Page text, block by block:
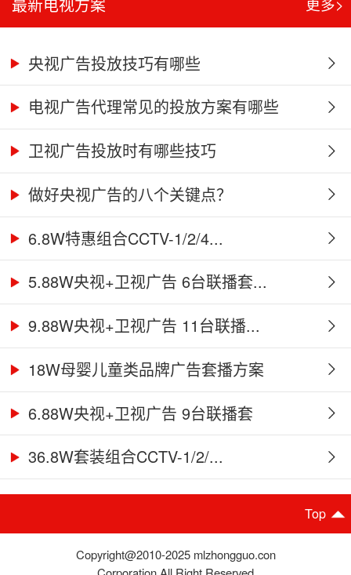
央视广告投放技巧有哪些
电视广告代理常见的投放方案有哪些
​卫视广告投放时有哪些技巧
做好央视广告的八个关键点？
6.8W特惠组合CCTV-1/2/4...
5.88W央视+卫视广告 6台联播套...
9.88W央视+卫视广告 11台联播...
18W母婴儿童类品牌广告套播方案
6.88W央视+卫视广告 9台联播套
36.8W套装组合CCTV-1/2/...
Top
Copyright@2010-2025 mlzhongguo.con